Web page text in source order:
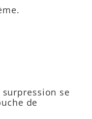
se
de